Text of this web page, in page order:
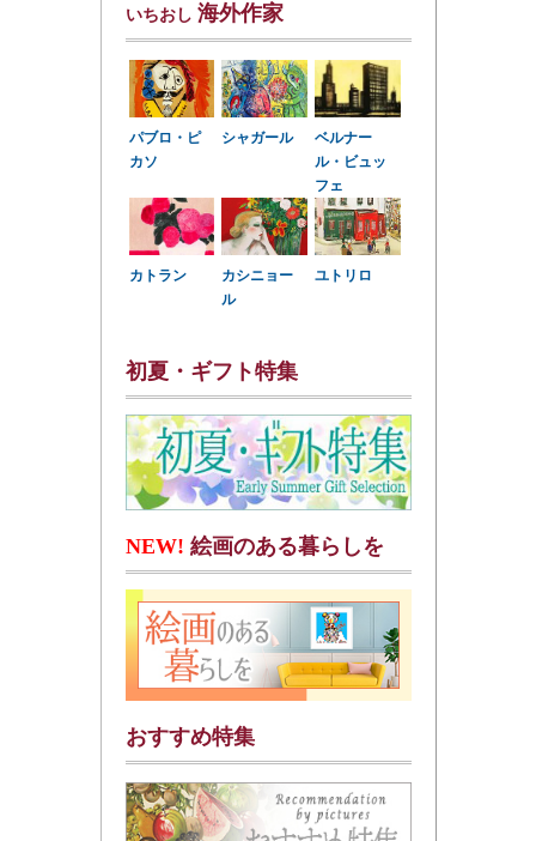
いちおし 海外作家
パブロ・ピ
カソ
シャガール
ベルナー
ル・ビュッ
フェ
カトラン
カシニョー
ル
ユトリロ
初夏・ギフト特集
NEW! 絵画のある暮らしを
おすすめ特集